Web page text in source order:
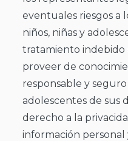
eventuales riesgos a
niños, niñas y
tratamiento indebido
proveer de
responsable y
adolescentes de sus
derecho a la
información personal